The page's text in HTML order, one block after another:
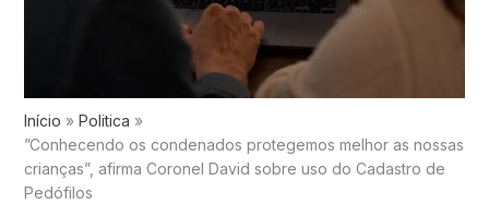
Início
Politica
”Conhecendo os condenados protegemos melhor as nossas
crianças”, afirma Coronel David sobre uso do Cadastro de
Pedófilos